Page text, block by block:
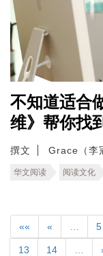
不知道适合
维》帮你找
撰文 Grace（李
华文阅读 阅读文化
«« « 5
13 14